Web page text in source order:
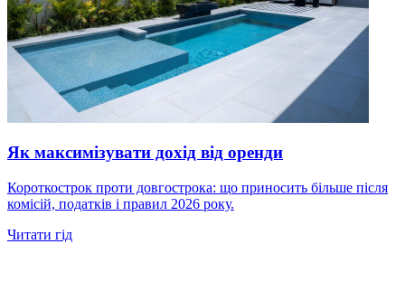
Як максимізувати дохід від оренди
Короткострок проти довгострока: що приносить більше після
комісій, податків і правил 2026 року.
Читати гід